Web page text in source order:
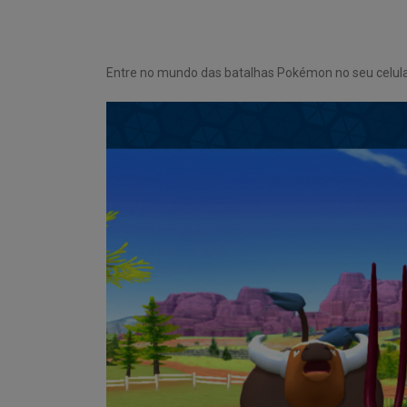
Entre no mundo das batalhas Pokémon no seu